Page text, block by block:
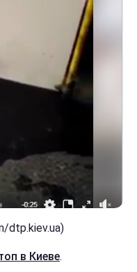
dtp.kiev.ua)
в Киеве.